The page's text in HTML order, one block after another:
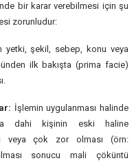
bir karar verebilmesi için şu
zorunludur:
yetki, şekil, sebep, konu veya
ilk bakışta (prima facie)
İşlemin uygulanması halinde
dahi kişinin eski haline
veya çok zor olması (örn:
sonucu mali çöküntü